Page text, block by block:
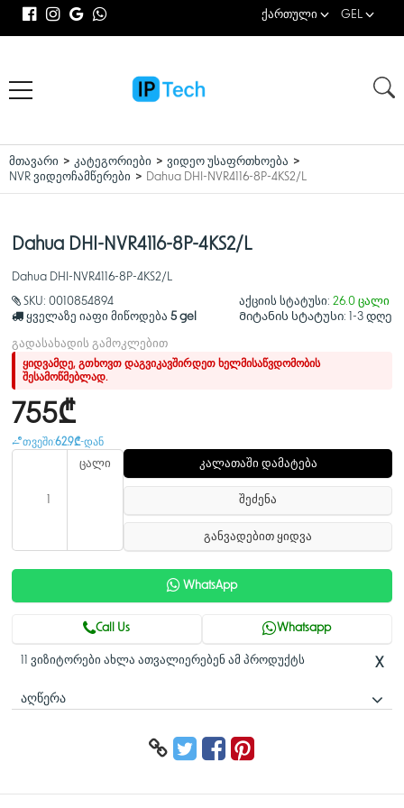
ქართული GEL
მთავარი კატეგორიები
ვიდეო უსაფრთხოება
NVR ვიდეოჩამწერები
Dahua DHI-NVR4116-8P-4KS2/L
Dahua DHI-NVR4116-8P-4KS2/L
Dahua DHI-NVR4116-8P-4KS2/L
SKU: 0010854894
ყველაზე იაფი მიწოდება 5 gel
აქციის სტატუსი: 26.0 ცალი
Მიტანის სტატუსი:
1-3 დღე
გადასახადის გამოკლებით
ყიდვამდე, გთხოვთ დაგვიკავშირდეთ ხელმისაწვდომობის
შესამოწმებლად.
755₾
თვეში:62.9₾-დან
ცალი კალათაში დამატება
შეძენა
განვადებით ყიდვა
WhatsApp
Call Us Whatsapp
X
11 ვიზიტორები ახლა ათვალიერებენ ამ პროდუქტს
ᲐᲦᲬᲔᲠᲐ
16 არხიანი Smart 1U 1HDD 8PoE ქსელური
> ახალი 4.0 მომხმარებლის ინტერფეისი, უსაფრთხოების